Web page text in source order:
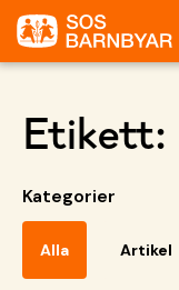
Etikett:
Kategorier
Alla Artikel